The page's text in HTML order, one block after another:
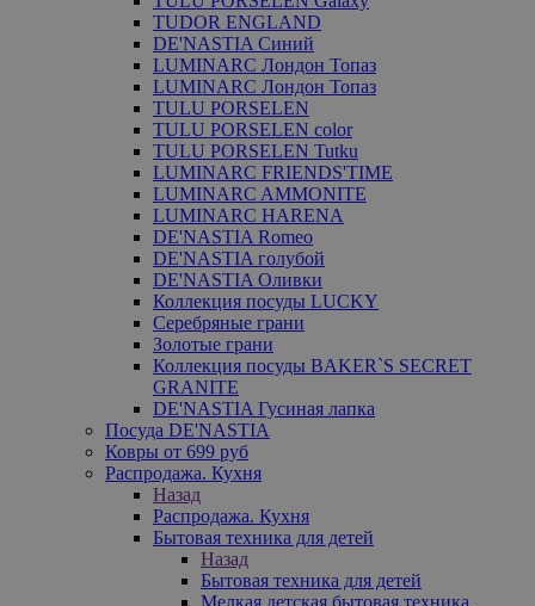
TUDOR ENGLAND
DE'NASTIA Синий
LUMINARC Лондон Топаз
LUMINARC Лондон Топаз
TULU PORSELEN
TULU PORSELEN color
TULU PORSELEN Tutku
LUMINARC FRIENDS'TIME
LUMINARC AMMONITE
LUMINARC HARENA
DE'NASTIA Romeo
DE'NASTIA голубой
DE'NASTIA Оливки
Коллекция посуды LUCKY
Серебряные грани
Золотые грани
Коллекция посуды BAKER`S SECRET
GRANITE
DE'NASTIA Гусиная лапка
Посуда DE'NASTIA
Ковры от 699 руб
Распродажа. Кухня
Назад
Распродажа. Кухня
Бытовая техника для детей
Назад
Бытовая техника для детей
Мелкая детская бытовая техника